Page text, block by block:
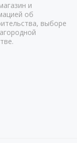
и
об
выборе